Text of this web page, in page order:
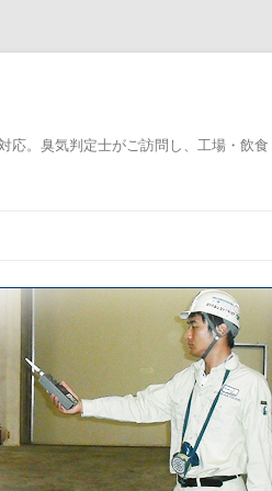
。臭気判定士がご訪問し、工場・飲食